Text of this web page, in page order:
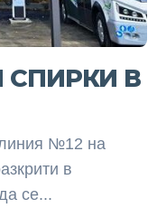
СПИРКИ В
№12 на
в
се...